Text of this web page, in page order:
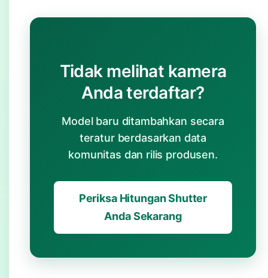
Tidak melihat kamera
Anda terdaftar?
Model baru ditambahkan secara
teratur berdasarkan data
komunitas dan rilis produsen.
Periksa Hitungan Shutter
Anda Sekarang